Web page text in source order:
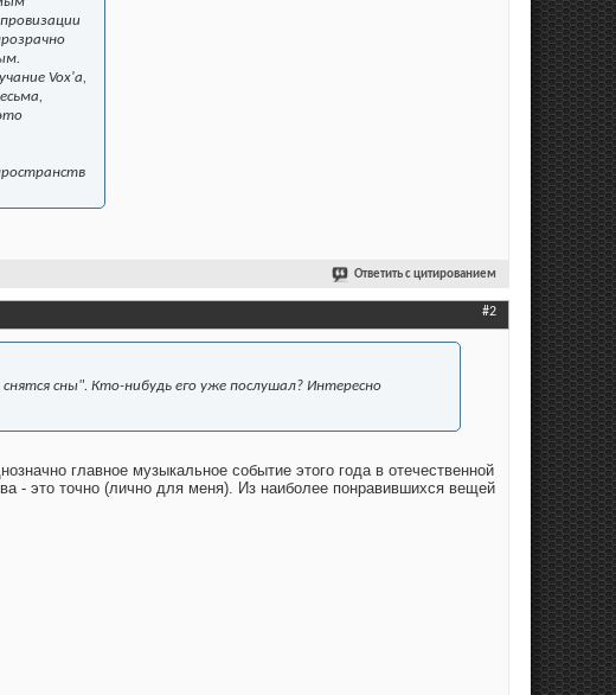
Vox'a,
Ответить с цитированием
#2
сны". Кто-нибудь его уже послушал? Интересно
главное музыкальное событие этого года в отечественной
- это точно (лично для меня). Из наиболее понравившихся вещей